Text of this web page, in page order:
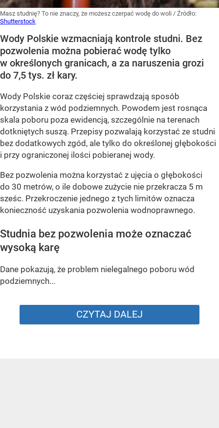
Masz studnię? To nie znaczy, że możesz czerpać wodę do woli / Źródło:
Shutterstock
Wody Polskie wzmacniają kontrole studni. Bez
pozwolenia można pobierać wodę tylko
w określonych granicach, a za naruszenia grozi
do 7,5 tys. zł kary.
Wody Polskie coraz częściej sprawdzają sposób
korzystania z wód podziemnych. Powodem jest rosnąca
skala poboru poza ewidencją, szczególnie na terenach
dotkniętych suszą. Przepisy pozwalają korzystać ze studni
bez dodatkowych zgód, ale tylko do określonej głębokości
i przy ograniczonej ilości pobieranej wody.
Bez pozwolenia można korzystać z ujęcia o głębokości
do 30 metrów, o ile dobowe zużycie nie przekracza 5 m
sześc. Przekroczenie jednego z tych limitów oznacza
konieczność uzyskania pozwolenia wodnoprawnego.
Studnia bez pozwolenia może oznaczać
wysoką karę
Dane pokazują, że problem nielegalnego poboru wód
podziemnych...
CZYTAJ DALEJ